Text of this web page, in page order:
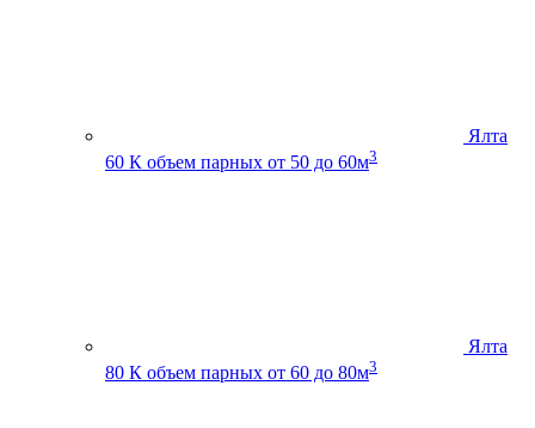
Ялта
60 К объем парных от 50 до 60м3
Ялта
80 К объем парных от 60 до 80м3